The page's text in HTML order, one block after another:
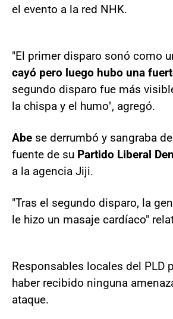
el evento a la red NHK.
"El primer disparo sonó como
cayó pero luego hubo una
segundo disparo fue más
la chispa y el humo", agregó.
Abe se derrumbó y sangraba
fuente de su Partido Liberal
a la agencia Jiji.
"Tras el segundo disparo, la
le hizo un masaje cardíaco"
Responsables locales del PLD
haber recibido ninguna
ataque.